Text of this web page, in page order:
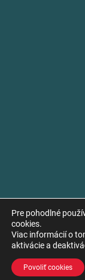
Copyright ©
Pre pohodlné
cookies.
Viac informácií o
aktivácie a
Povoliť cookies